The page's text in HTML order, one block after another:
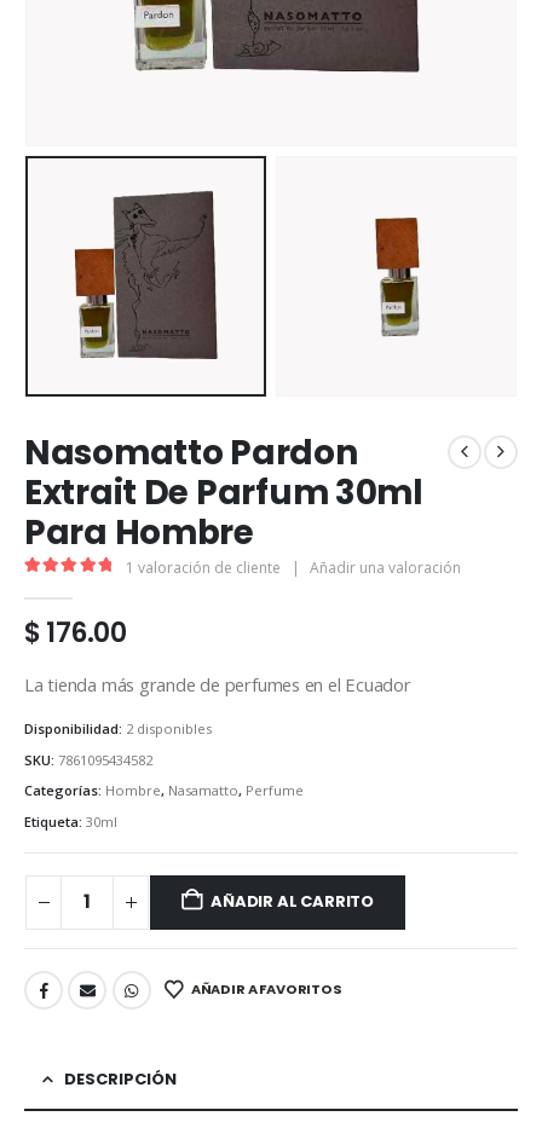
Nasomatto Pardon
Extrait De Parfum 30ml
Para Hombre
1 valoración de cliente | Añadir una valoración
$176.00
La tienda más grande de perfumes en el Ecuador
Disponibilidad: 2 disponibles
SKU: 7861095434582
Categorías: Hombre, Nasamatto, Perfume
Etiqueta: 30ml
AÑADIR AL CARRITO
AÑADIR A FAVORITOS
DESCRIPCIÓN